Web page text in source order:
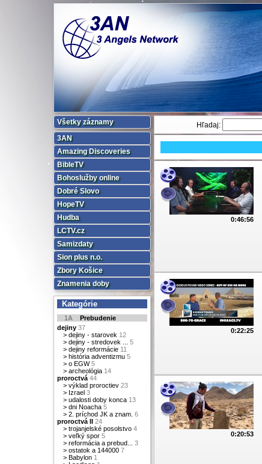
Všetky záznamy
3AN
Amazing Discoveries
BibleTV
Bohoslužby online
Dobré Slovo
HopeTV
Hudba
LCTV.cz
Samizdaty
Sion plus n.o.
Zbory Košice
Znamenia doby
Kategórie
1A Prebudenie
dejiny 37
> dejiny - starovek 12
> dejiny - stredovek ...
5
> dejiny reformácie 11
> história adventizmu 5
> o EGW 5
> archeológia 14
proroctvá 44
> výklad proroctiev 23
> Izrael 3
> udalosti doby konca 13
> dni Noacha 5
> 2. príchod JK a znam. 6
proroctvá II 24
> trojanjelské posolstvo 4
> veľký spor 5
> reformácia a prebud...
3
> ostatok a 144000 7
> Babylon 1
Hľadaj:
0:46:56
0:22:25
0:20:53